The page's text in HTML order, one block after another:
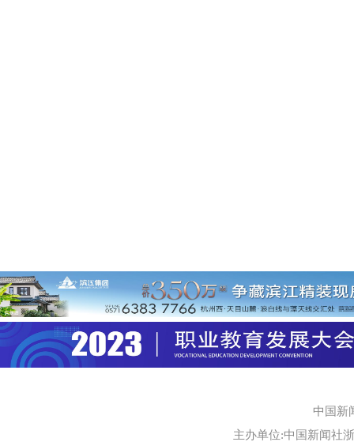
中国新
主办单位:中国新闻社